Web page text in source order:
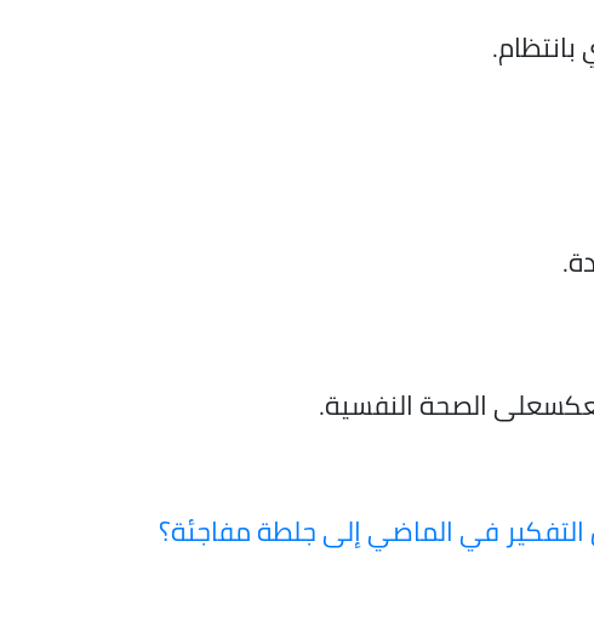
الصحة النفسية.
في الماضي إلى جلطة مفاجئة؟